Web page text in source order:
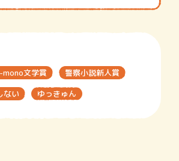
mono文学賞
警察小説新人賞
ない
ゆっきゅん